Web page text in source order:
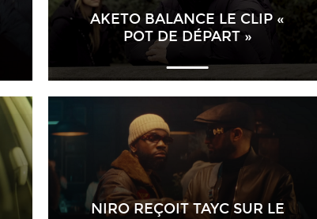
AKETO BALANCE LE CLIP «
POT DE DÉPART »
NIRO REÇOIT TAYC SUR LE